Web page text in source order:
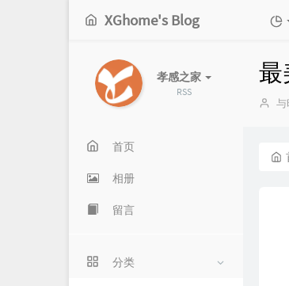
XGhome's Blog
孝感之家
RSS
首页
相册
留言
分类
最
博
与